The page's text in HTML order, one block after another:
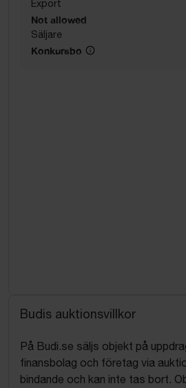
Export
Not allowed
Säljare
Konkursbo
Budis auktionsvillkor
På Budi.se säljs objekt på
finansbolag och företag via
bindande och kan inte tas bort.